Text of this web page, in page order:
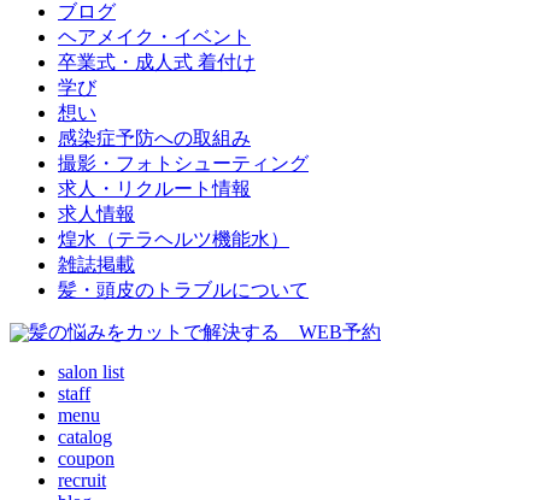
ブログ
ヘアメイク・イベント
卒業式・成人式 着付け
学び
想い
感染症予防への取組み
撮影・フォトシューティング
求人・リクルート情報
求人情報
煌水（テラヘルツ機能水）
雑誌掲載
髪・頭皮のトラブルについて
salon list
staff
menu
catalog
coupon
recruit